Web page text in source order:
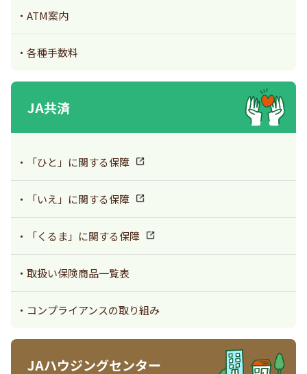
ATM案内
各種手数料
JA共済
「ひと」に関する保障
「いえ」に関する保障
「くるま」に関する保障
取扱い保険商品一覧表
コンプライアンスの取り組み
JAハウジングセンター